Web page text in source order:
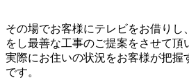
その場でお客様にテレビをお借りし
をし最善な工事のご提案をさせて頂
実際にお住いの状況をお客様が把握
です。